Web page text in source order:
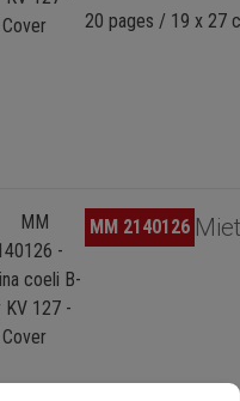
20 pages / 19 x 27
la galerie d'images
MM 2140126